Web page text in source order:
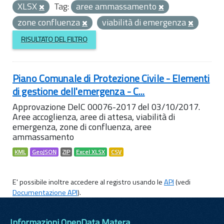
XLSX
Tag: aree ammassamento
zone confluenza
viabilità di emergenza
RISULTATO DEL FILTRO
Piano Comunale di Protezione Civile - Elementi
di gestione dell'emergenza - C...
Approvazione DelC 00076-2017 del 03/10/2017.
Aree accoglienza, aree di attesa, viabilità di
emergenza, zone di confluenza, aree
ammassamento
KML GeoJSON ZIP Excel XLSX CSV
E' possibile inoltre accedere al registro usando leAPI(vedi
Documentazione API).